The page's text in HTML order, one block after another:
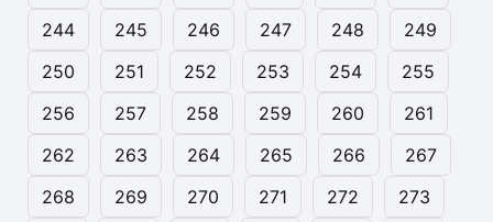
244
245 246 247 248
249
250
251 252 253 254
255
256
257 258 259 260
261
262
263 264 265 266
267
268
269 270 271 272
273